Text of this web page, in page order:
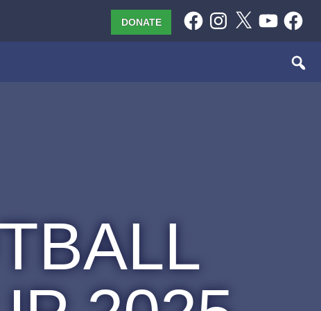
FacebookInstagram
X YouTube
DONATE